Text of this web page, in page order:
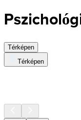
Térképen
Térképen